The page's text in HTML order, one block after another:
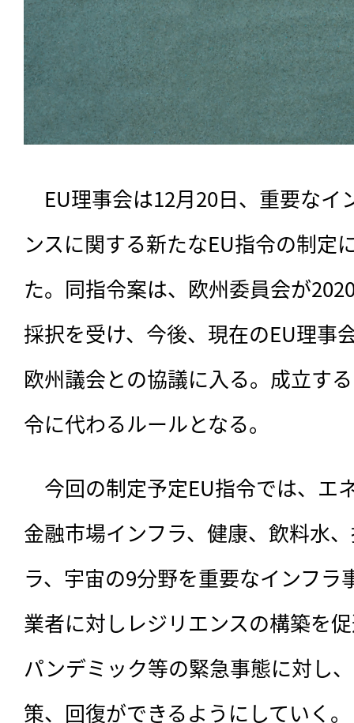
EU理事会は12月20日、重要なイ
ンスに関する新たなEU指令の制定
た。同指令案は、欧州委員会が
採択を受け、今後、現在のEU理事
欧州議会との協議に入る。成立す
令に代わるルールとなる。
今回の制定予定EU指令では、 エ
金融市場インフラ、健康、飲料水
ラ、宇宙の9分野を重要なインフラ
業者に対しレジリエンスの構築を
パンデミック等の緊急事態に対し
策、回復ができるようにしていく。